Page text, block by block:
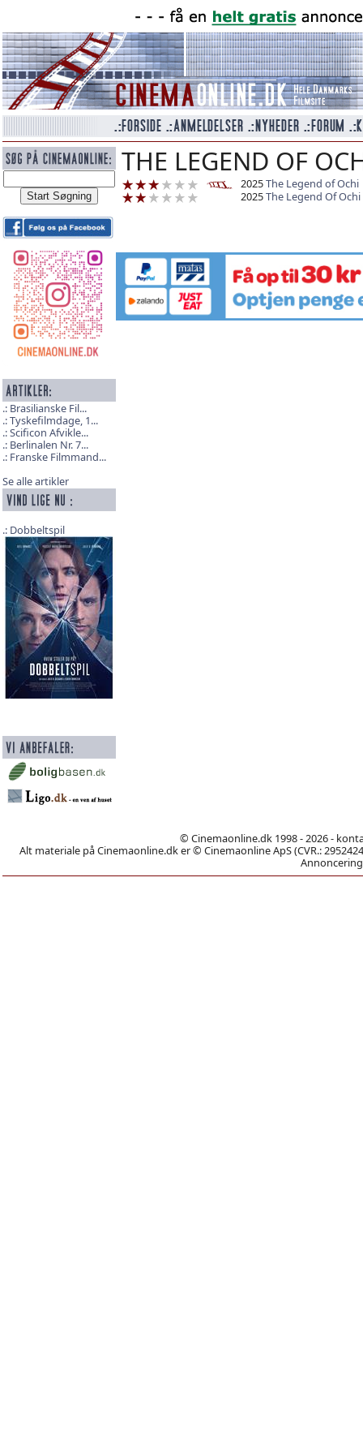
Brasilianske Fil...
Tyskefilmdage, 1...
Scificon Afvikle...
Berlinalen Nr. 7...
Franske Filmmand...
Se alle artikler
Dobbeltspil
THE LEGEND OF
2025The Legend of Ochi
2025The Legend Of
© Cinemaonline.dk 1998 - 2026 -
Alt materiale på Cinemaonline.dk er © Cinemaonline ApS (CVR.: